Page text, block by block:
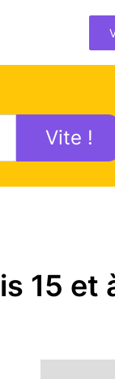
Vite !
15 et